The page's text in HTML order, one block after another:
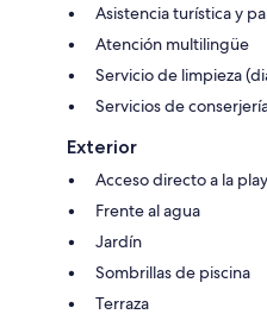
Asistencia turística y
Atención multilingüe
Servicio de limpieza
Servicios de
Exterior
Acceso directo a la
Frente al agua
Jardín
Sombrillas de piscina
Terraza